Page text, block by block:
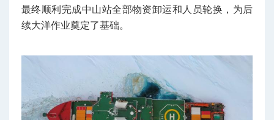
最终顺利完成中山站全部物资卸运和人员轮换，为后
续大洋作业奠定了基础。